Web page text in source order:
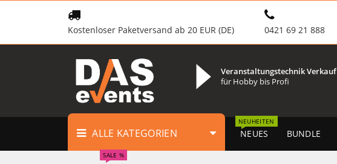
Kostenloser Paketversand ab 20 EUR (DE) 0421 69 21 888
Veranstaltungstechnik Verkauf
für Hobby bis Profi
ALLE KATEGORIEN NEUES
NEUHEITEN
BUNDLE
SALE %